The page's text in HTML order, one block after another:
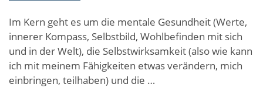
Im Kern geht es um die mentale Gesundheit (Werte,
innerer Kompass, Selbstbild, Wohlbefinden mit sich
und in der Welt), die Selbstwirksamkeit (also wie kann
ich mit meinem Fähigkeiten etwas verändern, mich
einbringen, teilhaben) und die …